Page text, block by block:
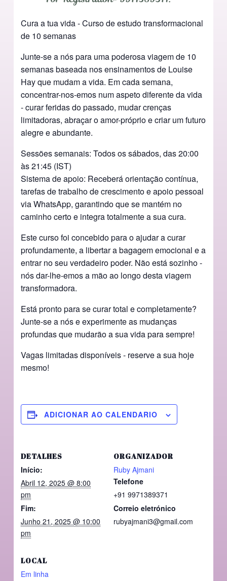
Cura a tua vida - Curso de estudo transformacional
de 10 semanas
Junte-se a nós para uma poderosa viagem de 10
semanas baseada nos ensinamentos de Louise
Hay que mudam a vida. Em cada semana,
concentrar-nos-emos num aspeto diferente da vida
- curar feridas do passado, mudar crenças
limitadoras, abraçar o amor-próprio e criar um futuro
alegre e abundante.
Sessões semanais: Todos os sábados, das 20:00
às 21:45 (IST)
Sistema de apoio: Receberá orientação contínua,
tarefas de trabalho de crescimento e apoio pessoal
via WhatsApp, garantindo que se mantém no
caminho certo e integra totalmente a sua cura.
Este curso foi concebido para o ajudar a curar
profundamente, a libertar a bagagem emocional e a
entrar no seu verdadeiro poder. Não está sozinho -
nós dar-lhe-emos a mão ao longo desta viagem
transformadora.
Está pronto para se curar total e completamente?
Junte-se a nós e experimente as mudanças
profundas que mudarão a sua vida para sempre!
Vagas limitadas disponíveis - reserve a sua hoje
mesmo!
ADICIONAR AO CALENDARIO
DETALHES
Início:
Abril 12, 2025 @ 8:00
pm
Fim:
Junho 21, 2025 @ 10:00
pm
ORGANIZADOR
Ruby Ajmani
Telefone
+91 9971389371
Correio eletrónico
rubyajmani3@gmail.com
LOCAL
Em linha